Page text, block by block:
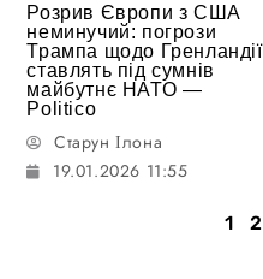
Розрив Європи з США
неминучий: погрози
Трампа щодо Гренландії
ставлять під сумнів
майбутнє НАТО —
Politico
Старун Ілона
19.01.2026 11:55
1 2